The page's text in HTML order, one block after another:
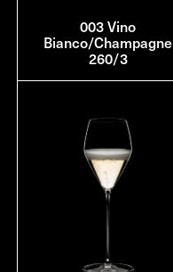
003 Vino
Bianco/Champagne
260/3